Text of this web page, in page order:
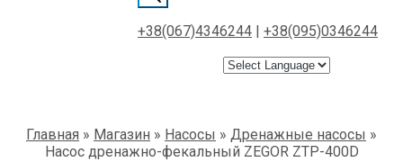
+38(067)4346244 +38(095)0346244
Главная » Магазин » Насосы » Дренажные насосы »
Насос дренажно-фекальный ZEGOR ZTP-400D